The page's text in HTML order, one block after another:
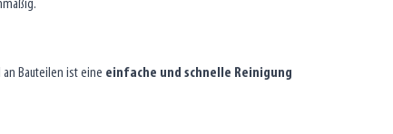
an Bauteilen ist eine einfache und schnelle Reinigung